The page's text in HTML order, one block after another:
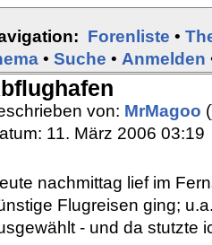
Forenliste •
• Suche • Anmelden
von: MrMagoo
11. März 2006 03:19
nachmittag lief im
Flugreisen ging;
- und da stutzte